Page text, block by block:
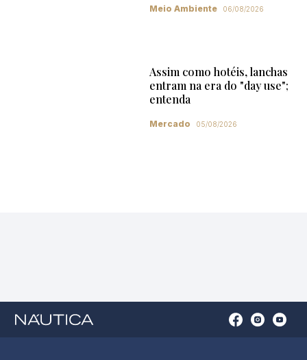
Meio Ambiente 06/08/2026
Assim como hotéis, lanchas
entram na era do "day use";
entenda
Mercado 05/08/2026
OpenOpenOpen